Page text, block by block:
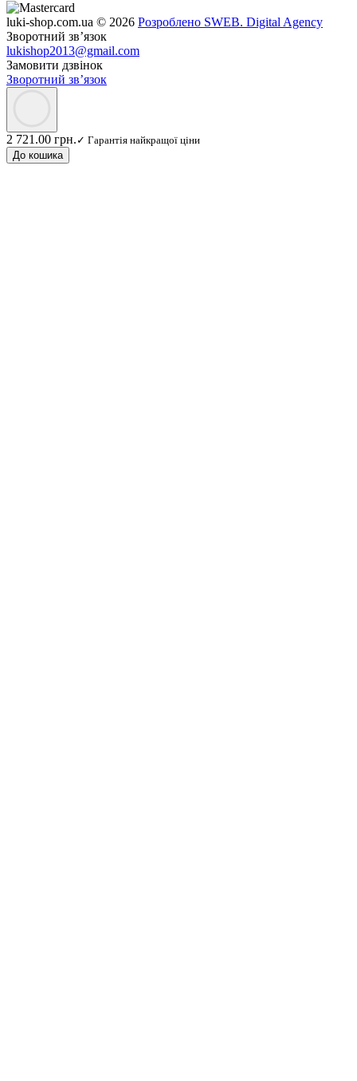
luki-shop.com.ua © 2026 Розроблено SWEB. Digital Agency
Зворотний зв’язок
lukishop2013@gmail.com
Замовити дзвінок
Зворотний зв’язок
2 721.00 грн. ✓ Гарантія найкращої ціни
До кошика